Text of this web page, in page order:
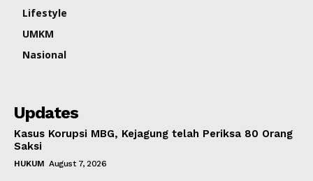
Lifestyle
UMKM
Nasional
Updates
Kasus Korupsi MBG, Kejagung telah Periksa 80 Orang
Saksi
HUKUM August 7, 2026